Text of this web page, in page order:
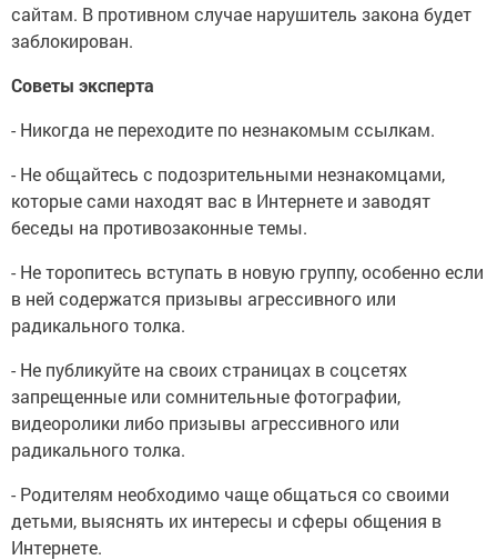
сайтам. В противном случае нарушитель закона будет
заблокирован.
Советы эксперта
- Никогда не переходите по незнакомым ссылкам.
- Не общайтесь с подозрительными незнакомцами,
которые сами находят вас в Интернете и заводят
беседы на противозаконные темы.
- Не торопитесь вступать в новую группу, особенно если
в ней содержатся призывы агрессивного или
радикального толка.
- Не публикуйте на своих страницах в соцсетях
запрещенные или сомнительные фотографии,
видеоролики либо призывы агрессивного или
радикального толка.
- Родителям необходимо чаще общаться со своими
детьми, выяснять их интересы и сферы общения в
Интернете.